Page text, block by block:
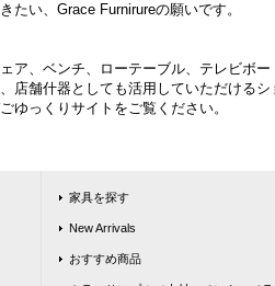
たい、Grace Furnirureの願いです。
ア、ベンチ、ローテーブル、テレビボ
店舗什器としても活用していただける
ゆっくりサイトをご覧ください。
家具を探す
New Arrivals
おすすめ商品